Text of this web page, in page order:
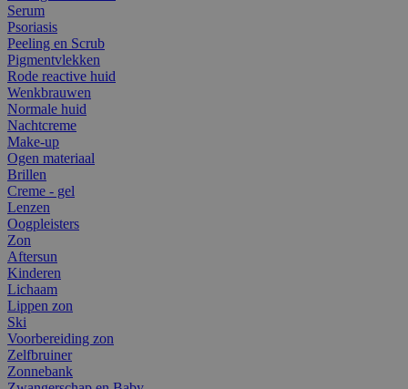
Serum
Psoriasis
Peeling en Scrub
Pigmentvlekken
Rode reactive huid
Wenkbrauwen
Normale huid
Nachtcreme
Make-up
Ogen materiaal
Brillen
Creme - gel
Lenzen
Oogpleisters
Zon
Aftersun
Kinderen
Lichaam
Lippen zon
Ski
Voorbereiding zon
Zelfbruiner
Zonnebank